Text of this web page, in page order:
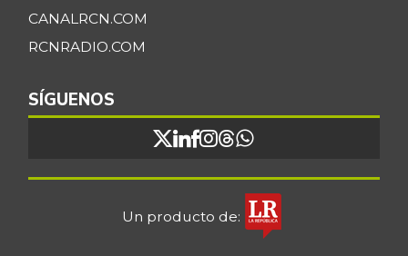
CANALRCN.COM
RCNRADIO.COM
SÍGUENOS
Un producto de: